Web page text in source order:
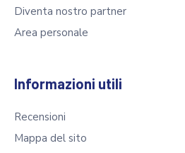
Diventa nostro partner
Area personale
Informazioni utili
Recensioni
Mappa del sito